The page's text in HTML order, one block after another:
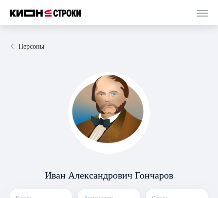
Персоны
Иван Александрович Гончаров